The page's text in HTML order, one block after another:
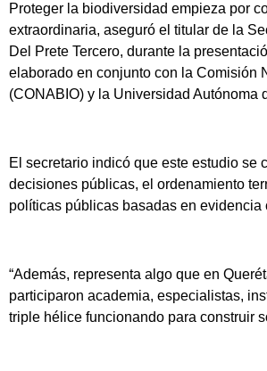
Proteger la biodiversidad empieza por
extraordinaria, aseguró el titular de la
Del Prete Tercero, durante la
elaborado en conjunto con la Comisión
(CONABIO) y la Universidad Autónoma
El secretario indicó que este estudio se
decisiones públicas, el ordenamiento
políticas públicas basadas en evidencia
“Además, representa algo que en
participaron academia, especialistas,
triple hélice funcionando para construir